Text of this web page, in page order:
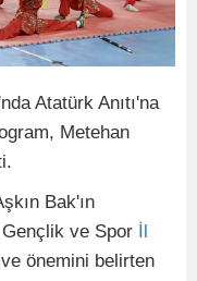
Atatürk Anıtı'na
Metehan
Bak'ın
Gençlik ve Spor İl
önemini belirten